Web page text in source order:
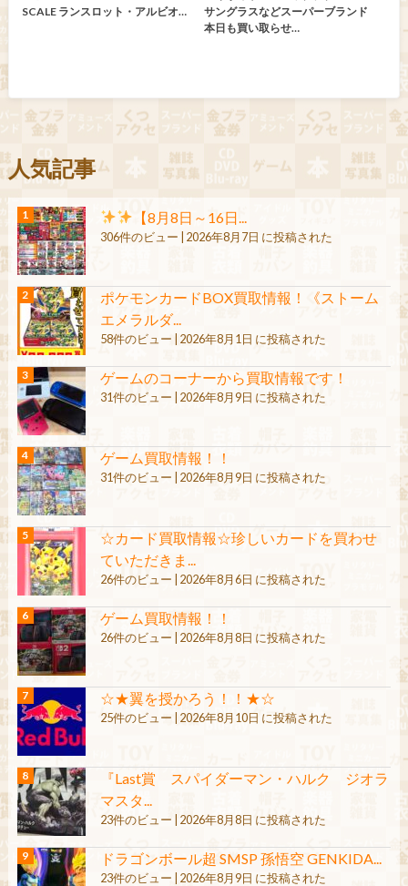
SCALE ランスロット・アルビオ…
サングラスなどスーパーブランド
本日も買い取らせ…
人気記事
【8月8日～16日...
306件のビュー 2026年8月7日 に投稿された
ポケモンカードBOX買取情報！《ストーム
エメラルダ...
58件のビュー 2026年8月1日 に投稿された
ゲームのコーナーから買取情報です！
31件のビュー 2026年8月9日 に投稿された
ゲーム買取情報！！
31件のビュー 2026年8月9日 に投稿された
☆カード買取情報☆珍しいカードを買わせ
ていただきま...
26件のビュー 2026年8月6日 に投稿された
ゲーム買取情報！！
26件のビュー 2026年8月8日 に投稿された
☆★翼を授かろう！！★☆
25件のビュー 2026年8月10日 に投稿された
『Last賞 スパイダーマン・ハルク ジオラ
マスタ...
23件のビュー 2026年8月8日 に投稿された
ドラゴンボール超 SMSP 孫悟空 GENKIDA...
23件のビュー 2026年8月9日 に投稿された